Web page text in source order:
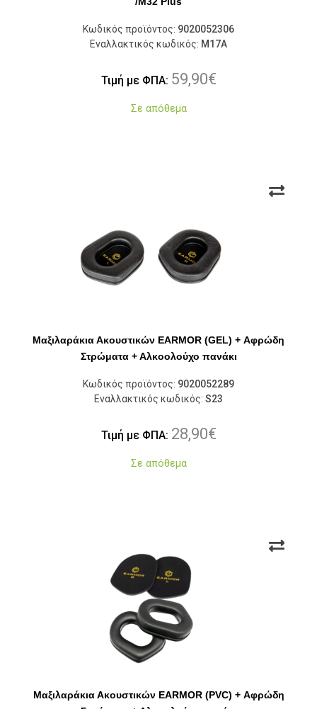
Κωδικός προϊόντος: 9020052306
Εναλλακτικός κωδικός: M17A
Τιμή με ΦΠΑ: 59,90€
Σε απόθεμα
Μαξιλαράκια Ακουστικών EARMOR (GEL) + Αφρώδη
Στρώματα + Αλκοολούχο πανάκι
Κωδικός προϊόντος: 9020052289
Εναλλακτικός κωδικός: S23
Τιμή με ΦΠΑ: 28,90€
Σε απόθεμα
Μαξιλαράκια Ακουστικών EARMOR (PVC) + Αφρώδη